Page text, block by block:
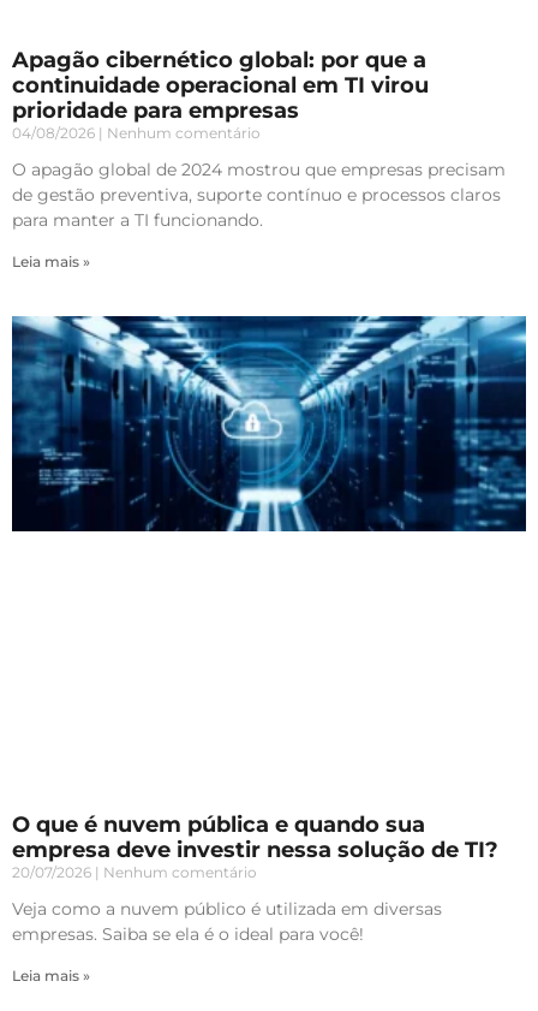
Apagão cibernético global: por que a
continuidade operacional em TI virou
prioridade para empresas
04/08/2026 Nenhum comentário
O apagão global de 2024 mostrou que empresas precisam
de gestão preventiva, suporte contínuo e processos claros
para manter a TI funcionando.
Leia mais »
O que é nuvem pública e quando sua
empresa deve investir nessa solução de TI?
20/07/2026 Nenhum comentário
Veja como a nuvem público é utilizada em diversas
empresas. Saiba se ela é o ideal para você!
Leia mais »